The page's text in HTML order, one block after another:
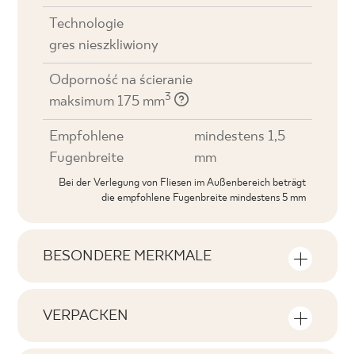
Technologie
gres nieszkliwiony
Odporność na ścieranie
maksimum 175 mm3
Empfohlene
Fugenbreite
mindestens 1,5
mm
Bei der Verlegung von Fliesen im Außenbereich beträgt
die empfohlene Fugenbreite mindestens 5 mm
BESONDERE MERKMALE
VERPACKEN